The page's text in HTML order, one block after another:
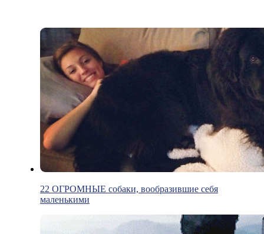
22 ОГРОМНЫЕ собаки, вообразившие себя
маленькими